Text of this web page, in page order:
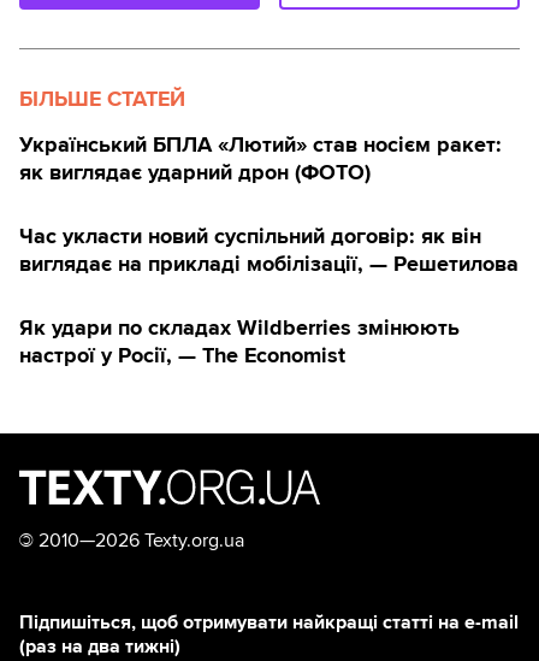
БІЛЬШЕ СТАТЕЙ
Український БПЛА «Лютий» став носієм ракет:
як виглядає ударний дрон (ФОТО)
Час укласти новий суспільний договір: як він
виглядає на прикладі мобілізації, — Решетилова
Як удари по складах Wildberries змінюють
настрої у Росії, — The Economist
© 2010—2026 Texty.org.ua
Підпишіться, щоб отримувати найкращі статті на e-mail
(раз на два тижні)